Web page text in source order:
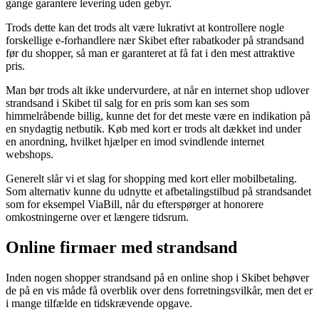
gange garantere levering uden gebyr.
Trods dette kan det trods alt være lukrativt at kontrollere nogle
forskellige e-forhandlere nær Skibet efter rabatkoder på strandsand
før du shopper, så man er garanteret at få fat i den mest attraktive
pris.
Man bør trods alt ikke undervurdere, at når en internet shop udlover
strandsand i Skibet til salg for en pris som kan ses som
himmelråbende billig, kunne det for det meste være en indikation på
en snydagtig netbutik. Køb med kort er trods alt dækket ind under
en anordning, hvilket hjælper en imod svindlende internet
webshops.
Generelt slår vi et slag for shopping med kort eller mobilbetaling.
Som alternativ kunne du udnytte et afbetalingstilbud på strandsandet
som for eksempel ViaBill, når du efterspørger at honorere
omkostningerne over et længere tidsrum.
Online firmaer med strandsand
Inden nogen shopper strandsand på en online shop i Skibet behøver
de på en vis måde få overblik over dens forretningsvilkår, men det er
i mange tilfælde en tidskrævende opgave.